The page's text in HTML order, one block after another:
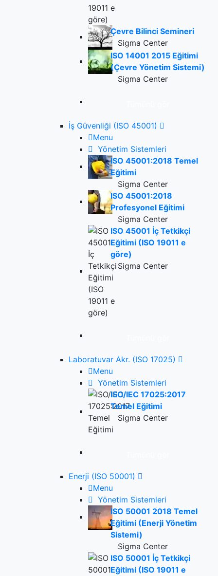
Çevre Bilinci Semineri
Sigma Center
ISO 14001 2015 Eğitimi
(Çevre Yönetim Sistemi)
Sigma Center
İş Güvenliği (ISO 45001)
Menu
Yönetim Sistemleri
ISO 45001:2018 Temel
Eğitimi
Sigma Center
ISO 45001:2018
Profesyonel Eğitimi
Sigma Center
ISO 45001 İç Tetkikçi
Eğitimi (ISO 19011 e
göre)
Sigma Center
Laboratuvar Akr. (ISO 17025)
Menu
Yönetim Sistemleri
ISO/IEC 17025:2017
Temel Eğitimi
Sigma Center
Enerji (ISO 50001)
Menu
Yönetim Sistemleri
ISO 50001 2018 Temel
Eğitimi (Enerji Yönetim
Sistemi)
Sigma Center
ISO 50001 İç Tetkikçi
Eğitimi (ISO 19011 e